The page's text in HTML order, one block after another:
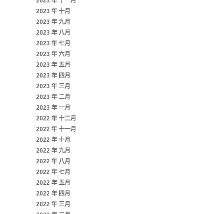
2023 年 十月
2023 年 九月
2023 年 八月
2023 年 七月
2023 年 六月
2023 年 五月
2023 年 四月
2023 年 三月
2023 年 二月
2023 年 一月
2022 年 十二月
2022 年 十一月
2022 年 十月
2022 年 九月
2022 年 八月
2022 年 七月
2022 年 五月
2022 年 四月
2022 年 三月